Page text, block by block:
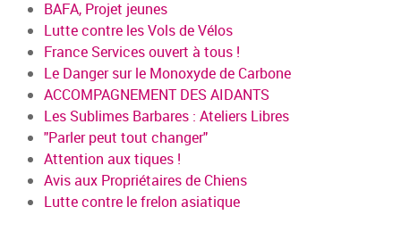
BAFA, Projet jeunes
Lutte contre les Vols de Vélos
France Services ouvert à tous !
Le Danger sur le Monoxyde de Carbone
ACCOMPAGNEMENT DES AIDANTS
Les Sublimes Barbares : Ateliers Libres
"Parler peut tout changer"
Attention aux tiques !
Avis aux Propriétaires de Chiens
Lutte contre le frelon asiatique